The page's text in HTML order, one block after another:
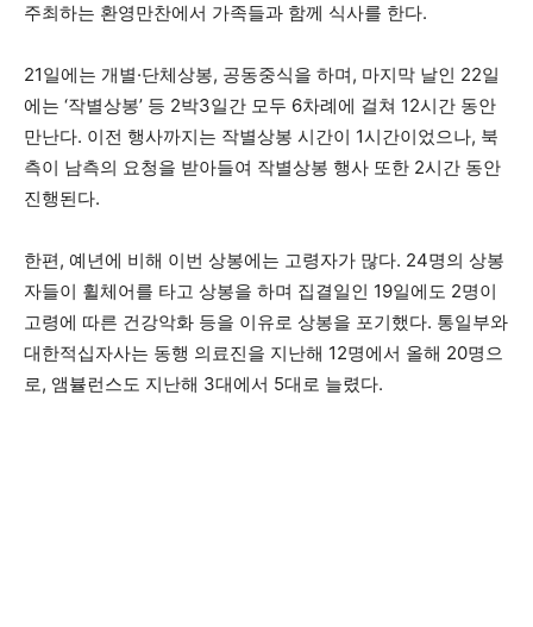
주최하는 환영만찬에서 가족들과 함께 식사를 한다.
21일에는 개별·단체상봉, 공동중식을 하며, 마지막 날인 22일
에는 ‘작별상봉’ 등 2박3일간 모두 6차례에 걸쳐 12시간 동안
만난다. 이전 행사까지는 작별상봉 시간이 1시간이었으나, 북
측이 남측의 요청을 받아들여 작별상봉 행사 또한 2시간 동안
진행된다.
한편, 예년에 비해 이번 상봉에는 고령자가 많다. 24명의 상봉
자들이 휠체어를 타고 상봉을 하며 집결일인 19일에도 2명이
고령에 따른 건강악화 등을 이유로 상봉을 포기했다. 통일부와
대한적십자사는 동행 의료진을 지난해 12명에서 올해 20명으
로, 앰뷸런스도 지난해 3대에서 5대로 늘렸다.